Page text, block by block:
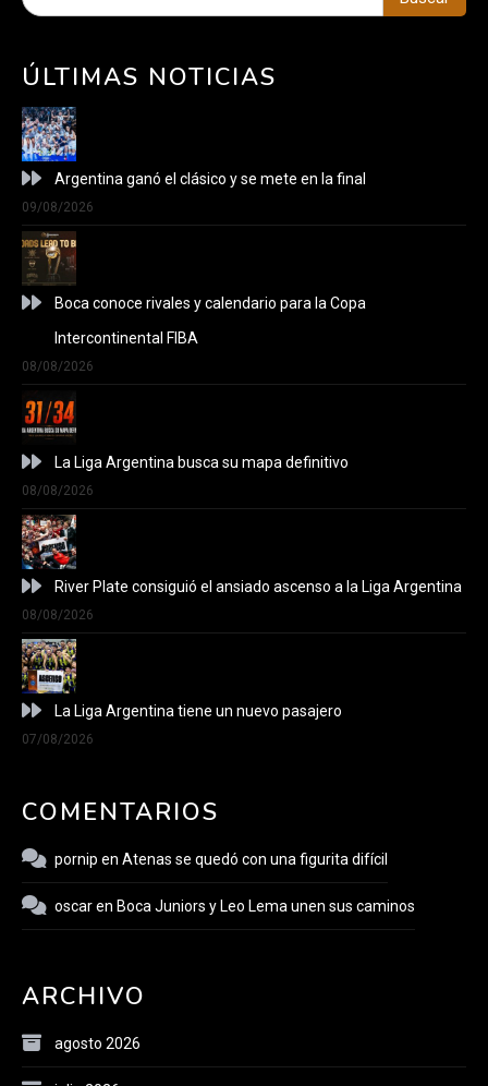
ÚLTIMAS NOTICIAS
Argentina ganó el clásico y se mete en la final
09/08/2026
Boca conoce rivales y calendario para la Copa
Intercontinental FIBA
08/08/2026
La Liga Argentina busca su mapa definitivo
08/08/2026
River Plate consiguió el ansiado ascenso a la Liga Argentina
08/08/2026
La Liga Argentina tiene un nuevo pasajero
07/08/2026
COMENTARIOS
pornip en Atenas se quedó con una figurita difícil
oscaren Boca Juniors y Leo Lema unen sus caminos
ARCHIVO
agosto 2026